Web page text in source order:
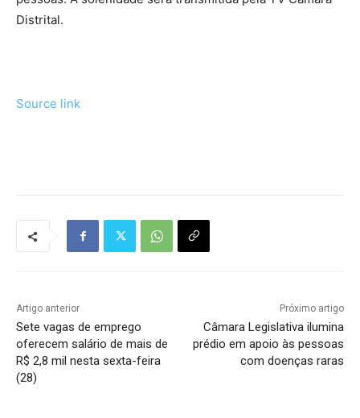
Distrital.
Source link
Artigo anterior
Sete vagas de emprego
oferecem salário de mais de
R$ 2,8 mil nesta sexta-feira
(28)
Próximo artigo
Câmara Legislativa ilumina
prédio em apoio às pessoas
com doenças raras